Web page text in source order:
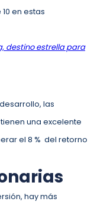
en estas
destino estrella para
las
una excelente
el 8 % del retorno
hay más